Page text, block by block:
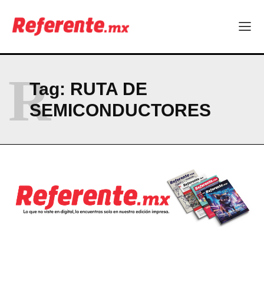
Más escuelas renovadas: fortalecen espacios para el regreso
a clases
Company
ABOUT
PRIVACY POLICY
NEWSLETTER
Tag: RUTA DE
SEMICONDUCTORES
R